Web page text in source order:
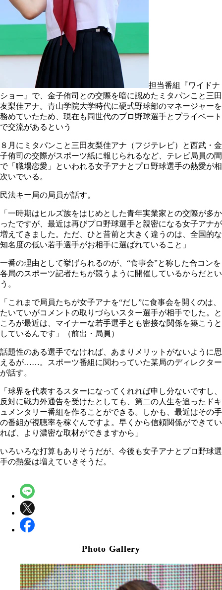
担当番組『ワイドナ
ショー』で、金子侑司との交際を暗に認めたミタパンこと三田
友梨佳アナ。青山学院大学時代に硬式野球部のマネージャーを
務めていたため、現在も同世代のプロ野球選手とプライベート
で交流があるという
８月にミタパンこと三田友梨佳アナ（フジテレビ）と西武・金
子侑司の交際がスポーツ紙に報じられるなど、テレビ局員の間
で「職場恋愛」といわれる女子アナとプロ野球選手の熱愛が相
次いでいる。
民法キー局の局員が話す。
「一時期はヒルズ族をはじめとした青年実業家との交際が多か
ったですが、最近は再びプロ野球選手と親密になる女子アナが
増えてきました。ただ、ひと昔前と大きく違うのは、全国的な
知名度の低い若手選手がお相手に選ばれていること」
一番の理由として挙げられるのが、“食事会”と称した合コンを
各局のスポーツ記者たちが競うように開催しているからだとい
う。
「これまで局員たちが女子アナを“だし”に食事会を開くのは、
たいていがコメントの取りづらいスター選手が相手でした。と
ころが最近は、マイナーな若手選手とも密接な関係を築こうと
しているんです」（前出・局員）
話題性のある選手でなければ、あまりメリットがないように思
えるが……。スポーツ番組に関わっていた某局のディレクター
が話す。
「球界を代表するスターになってくれれば申し分ないですし、
反対に戦力外通告を受けたとしても、第二の人生を追ったドキ
ュメンタリー番組を作ることができる。しかも、最近はその手
の番組が視聴率を稼ぐんですよ。早くから信頼関係ができてい
れば、より濃密な取材ができますから」
いろいろな打算もありそうだが、今後も女子アナとプロ野球選
手の熱愛は増えていきそうだ。
Photo Gallery